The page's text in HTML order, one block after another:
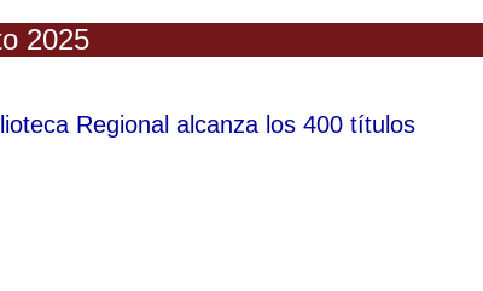
2025
Regional alcanza los 400 títulos